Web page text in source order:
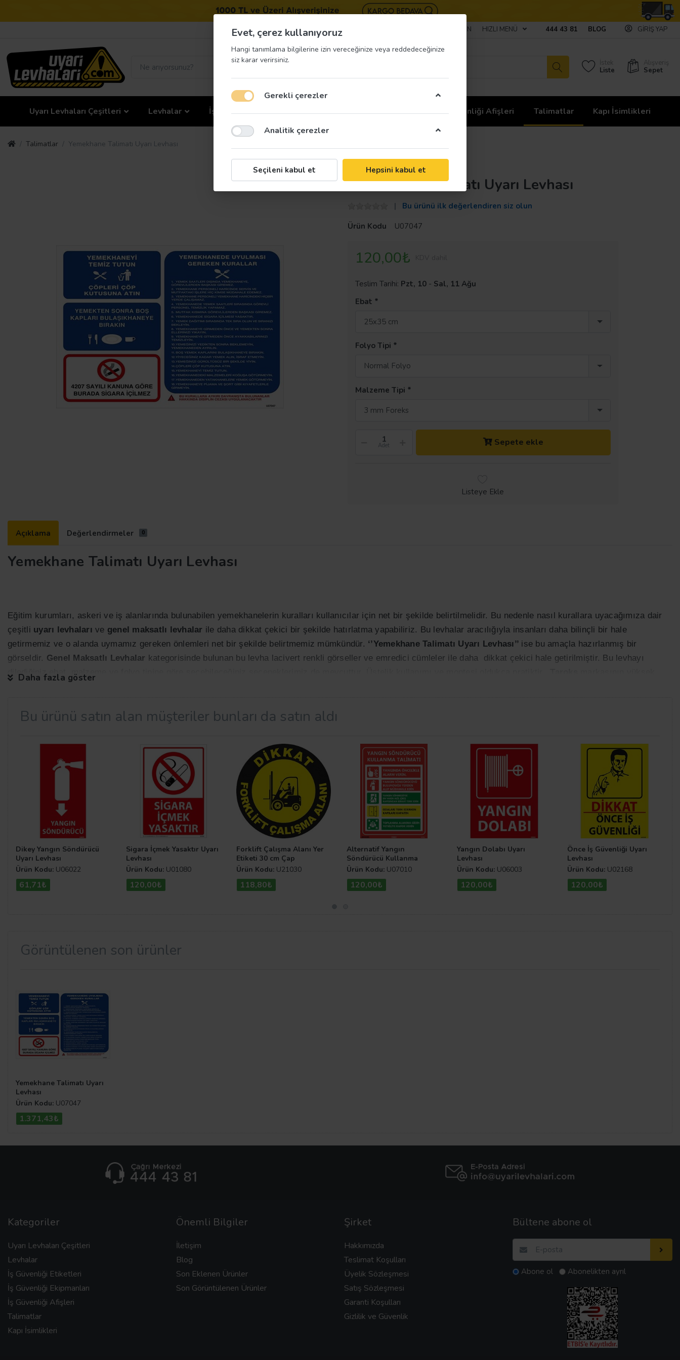
BIZE ULAŞIN HIZLI MENÜ 444 43 81 BLOG GIRIŞ YAP
İstek
Liste
Alışveriş
Sepet
Uyarı Levhaları Çeşitleri Levhalar İş Güvenliği Etiketleri İş Güvenliği Ekipmanları İş Güvenliği Afişleri Talimatlar Kapı İsimlikleri
Talimatlar Yemekhane Talimatı Uyarı Levhası
Taroks
Yemekhane Talimatı Uyarı Levhası
Bu ürünü ilk değerlendiren siz olun
Ürün Kodu
U07047
120,00₺
Teslim Tarihi: Pzt, 10 - Sal, 11 Ağu
Ebat
25x35 cm
Folyo Tipi
Normal Folyo
Malzeme Tipi
3 mm Foreks
Adet Sepete ekle
Listeye Ekle
Açıklama Değerlendirmeler 0
Yemekhane Talimatı Uyarı Levhası
Eğitim kurumları, askeri ve iş alanlarında bulunabilen yemekhanelerin kuralları kullanıcılar için net bir şekilde belirtilmelidir. Bu nedenle nasıl kurallara uyacağımıza dair
çeşitli uyarı levhaları ve genel maksatlı levhalar ile daha dikkat çekici bir şekilde hatırlatma yapabiliriz. Bu levhalar aracılığıyla insanları daha bilinçli bir hale
getirmemiz ve o alanda uymamız gereken önlemleri net bir şekilde belirtmemiz mümkündür. ‘’Yemekhane Talimatı Uyarı Levhası’’ ise bu amaçla hazırlanmış bir
görseldir. Genel Maksatlı Levhalar kategorisinde bulunan bu levha lacivert renkli görseller ve emredici cümleler ile daha dikkat çekici hale getirilmiştir. Bu levhayı
dilediğiniz ebat, malzeme ve folyo tipine göre seçebileceğiniz seçeneklerimiz de mevcuttur. Üstelik kullanımı ve montesi oldukça pratiktir.
Talimat Levha Çeşitleri
Kamu alanlarını daha düzenli ve kurallara uygun bir hale getirmek adınaUyarı Levhaları
kullanılmaktadır. Bu levhalar kendi içerisinde kullanılan alana göre çeşitlilik
göstermekte ve o kategoriye göre renklendirilmektedirler. Uyarı Levhaları.com sitemizde bulunan diğer levha çeşitlerine
Genel Maksatlı Levhalar
kategorisinden göz
Daha fazla göster
Bu ürünü satın alan müşteriler bunları da satın aldı
Dikey Yangın Söndürücü
Uyarı Levhası
Ürün Kodu: U06022
61,71₺
Sigara İçmek Yasaktır Uyarı
Levhası
Ürün Kodu: U01080
120,00₺
Forklift Çalışma Alanı Yer
Etiketi 30 cm Çap
Ürün Kodu: U21030
118,80₺
Alternatif Yangın
Söndürücü Kullanma
Talimatı Uyarı Levhası
Ürün Kodu: U07010
120,00₺
Yangın Dolabı Uyarı
Levhası
Ürün Kodu: U06003
120,00₺
Önce İş Güvenliği Uyarı
Levhası
Ürün Kodu: U02168
120,00₺
Görüntülenen son ürünler
Yemekhane Talimatı Uyarı
Levhası
Ürün Kodu: U07047
1.371,43₺
Kategoriler
Uyarı Levhaları Çeşitleri
Levhalar
İş Güvenliği Etiketleri
İş Güvenliği Ekipmanları
İş Güvenliği Afişleri
Talimatlar
Kapı İsimlikleri
Önemli Bilgiler
İletişim
Blog
Son Eklenen Ürünler
Son Görüntülenen Ürünler
Şirket
Hakkımızda
Teslimat Koşulları
Üyelik Sözleşmesi
Satış Sözleşmesi
Garanti Koşulları
Gizlilik ve Güvenlik
Bültene abone ol
Abone ol Abonelikten ayrıl
Evet, çerez kullanıyoruz
Hangi tanımlama bilgilerine izin vereceğinize veya reddedeceğinize
siz karar verirsiniz.
Gerekli çerezler
Analitik çerezler
Seçileni kabul et Hepsini kabul et